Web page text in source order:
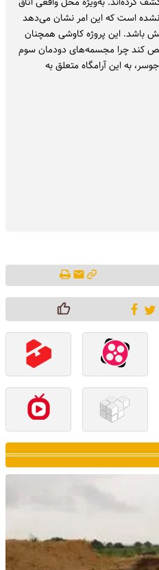
است که این امر نشان می‌دهد
این پروژه کاوشی همچنان
کند چرا مجسمه‌های دودمان سوم
به این آرامگاه متعلق به